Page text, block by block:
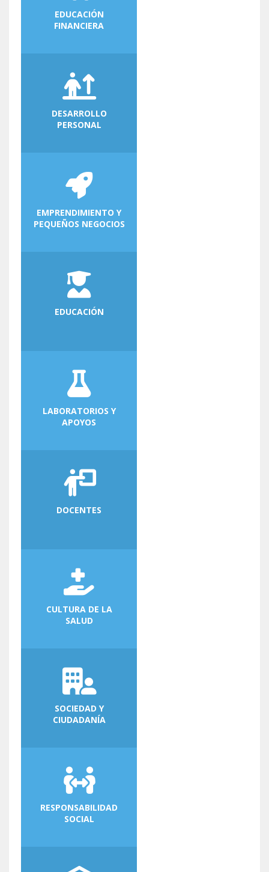
EDUCACIÓN
FINANCIERA
DESARROLLO
PERSONAL
EMPRENDIMIENTO Y
PEQUEÑOS NEGOCIOS
EDUCACIÓN
LABORATORIOS Y
APOYOS
DOCENTES
CULTURA DE LA
SALUD
SOCIEDAD Y
CIUDADANÍA
RESPONSABILIDAD
SOCIAL